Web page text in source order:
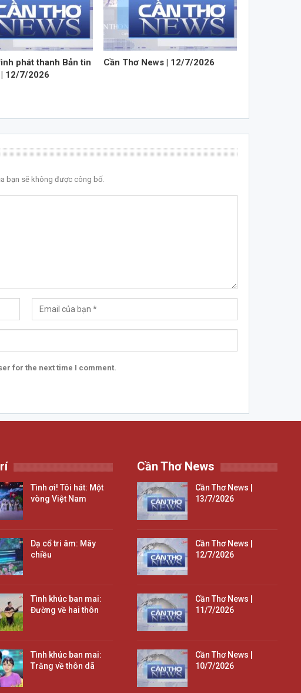
phát thanh Bản tin
12/7/2026
Cần Thơ News | 12/7/2026
bạn sẽ không được công bố.
for the next time I comment.
Tình ơi! Tôi hát: Một
vòng Việt Nam
Dạ cổ tri âm: Mây
chiều
Tình khúc ban mai:
Đường về hai thôn
Tình khúc ban mai:
Trăng về thôn dã
Cần Thơ News
Cần Thơ News |
13/7/2026
Cần Thơ News |
12/7/2026
Cần Thơ News |
11/7/2026
Cần Thơ News |
10/7/2026